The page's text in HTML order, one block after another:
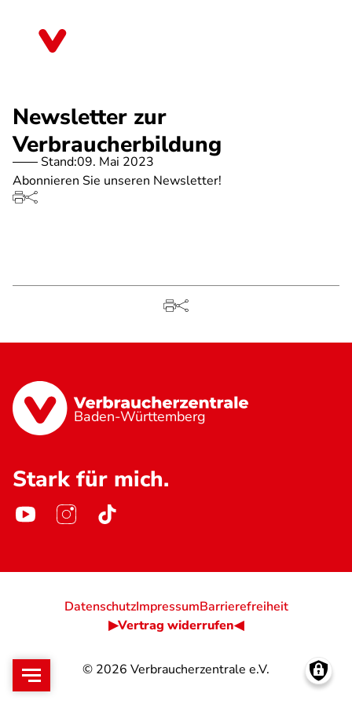
Newsletter zur
Verbraucherbildung
Stand:09. Mai 2023
Abonnieren Sie unseren Newsletter!
Baden-Württemberg
Stark für mich.
© 2026 Verbraucherzentrale e.V.
DatenschutzImpressumBarrierefreiheit
▶Vertrag widerrufen◀